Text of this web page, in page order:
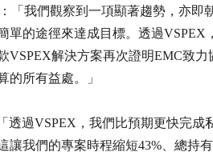
「我們觀察到一項顯著趨勢，亦即
的途徑來達成目標。透過VSPEX
解決方案再次證明EMC致力
所有益處。」
透過VSPEX，我們比預期更快完成
讓我們的專案時程縮短43%、總持